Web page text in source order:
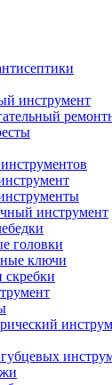
инструмент
инструмент
головки
ключи